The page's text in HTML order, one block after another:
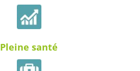
Pleine santé